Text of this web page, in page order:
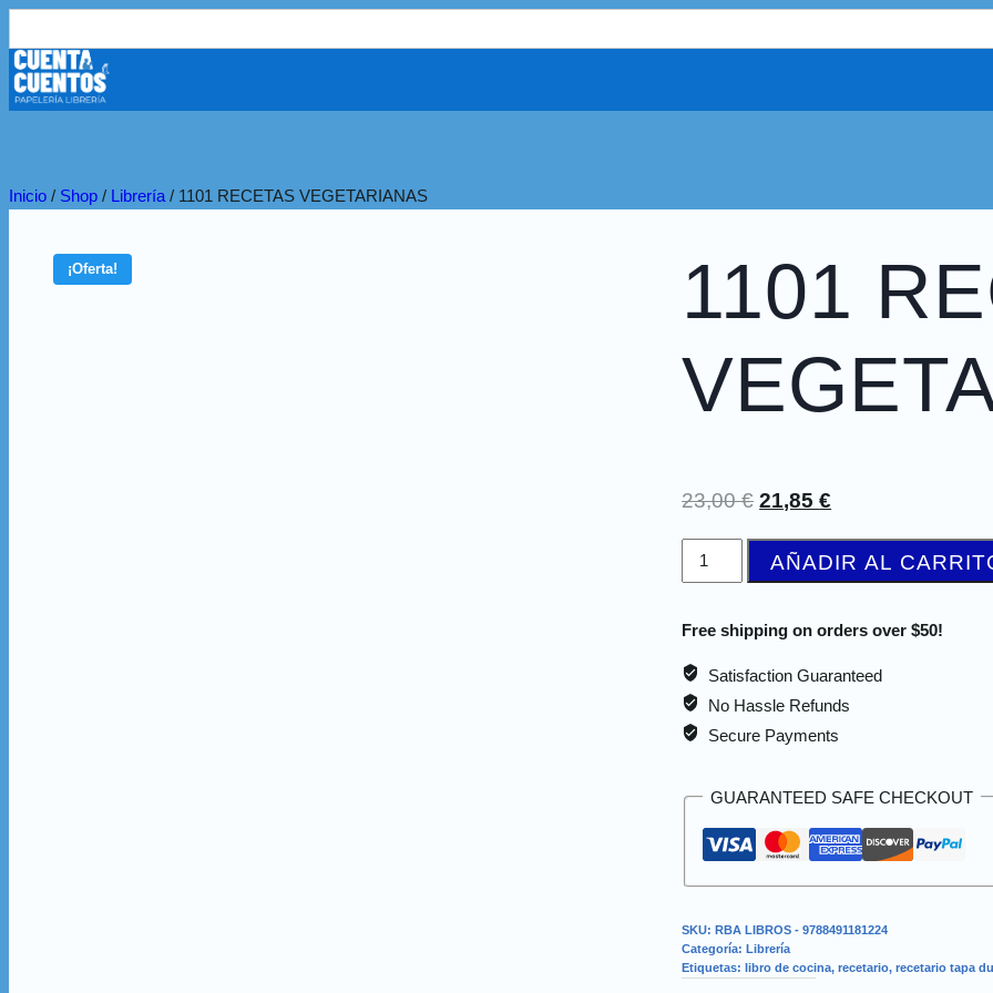
Buscar:
Inicio / Shop / Librería / 1101 RECETAS VEGETARIANAS
¡Oferta!
1101
23,00€ 21,85€
AÑADIR AL
Free shipping on orders over $50!
Satisfaction Guaranteed
No Hassle Refunds
Secure Payments
GUARANTEED SAFE CHECKOUT
SKU:RBA LIBROS - 9788491181224
Categoría:Librería
Etiquetas:libro de cocina,recetario,recetario tapa